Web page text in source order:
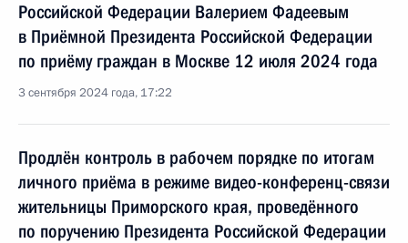
Российской Федерации Валерием Фадеевым
в Приёмной Президента Российской Федерации
по приёму граждан в Москве 12 июля 2024 года
3 сентября 2024 года, 17:22
Продлён контроль в рабочем порядке по итогам
личного приёма в режиме видео-конференц-связи
жительницы Приморского края, проведённого
по поручению Президента Российской Федерации